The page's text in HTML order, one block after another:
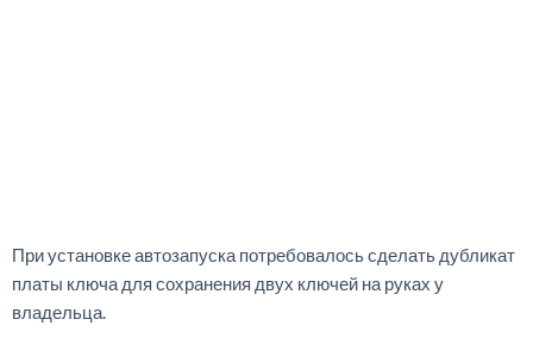
При установке автозапуска потребовалось сделать дубликат
платы ключа для сохранения двух ключей на руках у
владельца.